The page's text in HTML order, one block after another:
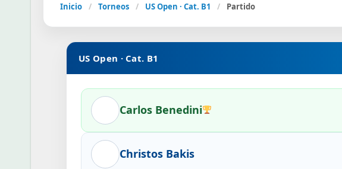
Inicio / Torneos / US Open · Cat. B1 / Partido
US Open · Cat. B1
Carlos Benedini
Christos Bakis